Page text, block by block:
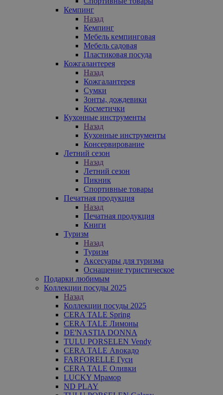
Кемпинг
Назад
Кемпинг
Мебель кемпинговая
Мебель садовая
Пластиковая посуда
Кожгалантерея
Назад
Кожгалантерея
Сумки
Зонты, дождевики
Косметички
Кухонные инструменты
Назад
Кухонные инструменты
Консервирование
Летний сезон
Назад
Летний сезон
Пикник
Спортивные товары
Печатная продукция
Назад
Печатная продукция
Книги
Туризм
Назад
Туризм
Аксесуары для туризма
Оснащение туристическое
Подарки любимым
Коллекции посуды 2025
Назад
Коллекции посуды 2025
CERA TALE Spring
CERA TALE Лимоны
DE'NASTIA DONNA
TULU PORSELEN Vendy
CERA TALE Авокадо
FARFORELLE Гуси
CERA TALE Оливки
LUCKY Мрамор
ND PLAY